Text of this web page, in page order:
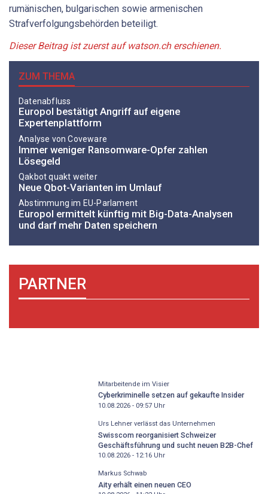
rumänischen, bulgarischen sowie armenischen
Strafverfolgungsbehörden beteiligt.
Dieser Beitrag ist zuerst auf watson.ch erschienen.
ZUM THEMA
Datenabfluss
Europol bestätigt Angriff auf eigene
Expertenplattform
Analyse von Coveware
Immer weniger Ransomware-Opfer zahlen
Lösegeld
Qakbot quakt weiter
Neue Qbot-Varianten im Umlauf
Abstimmung im EU-Parlament
Europol ermittelt künftig mit Big-Data-Analysen
und darf mehr Daten speichern
PARTNER
Mitarbeitende im Visier
Cyberkriminelle setzen auf gekaufte Insider
10.08.2026 - 09:57Uhr
Urs Lehner verlässt das Unternehmen
Swisscom reorganisiert Schweizer
Geschäftsführung und sucht neuen B2B-Chef
10.08.2026 - 12:16Uhr
Markus Schwab
Aity erhält einen neuen CEO